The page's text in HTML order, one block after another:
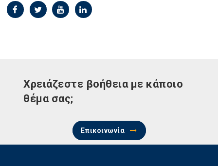
Χρειάζεστε βοήθεια με κάποιο
θέμα σας;
Επικοινωνία